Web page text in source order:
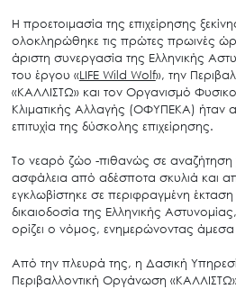
Η προετοιμασία της επιχείρησης
ολοκληρώθηκε τις πρώτες πρωινές
άριστη συνεργασία της Ελληνικής
του έργου «LIFE Wild Wolf», την
«ΚΑΛΛΙΣΤΩ» και τον Οργανισμό
Κλιματικής Αλλαγής (ΟΦΥΠΕΚΑ) ήταν
επιτυχία της δύσκολης επιχείρησης.
Το νεαρό ζώο -πιθανώς σε
ασφάλεια από αδέσποτα σκυλιά και
εγκλωβίστηκε σε περιφραγμένη
δικαιοδοσία της Ελληνικής
ορίζει ο νόμος, ενημερώνοντας
Από την πλευρά της, η Δασική
Περιβαλλοντική Οργάνωση